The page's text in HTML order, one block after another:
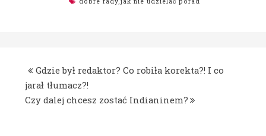
Gdzie był redaktor? Co robiła korekta?! I co
jarał tłumacz?!
Czy dalej chcesz zostać Indianinem?